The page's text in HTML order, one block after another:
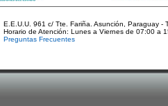
E.E.U.U. 961 c/ Tte. Fariña. Asunción, Paraguay -
Horario de Atención: Lunes a Viernes de 07:00 a
Preguntas Frecuentes